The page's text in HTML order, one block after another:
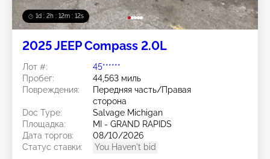
1d : 2h : 12m : 10s
2025 JEEP Compass 2.0L
Лот #:
45******
Пробег:
44,563 миль
Повреждения:
Передняя часть/Правая
сторона
Doc Type:
Salvage Michigan
Площадка:
MI - GRAND RAPIDS
Дата торгов:
08/10/2026
Статус ставки:
You Haven't bid